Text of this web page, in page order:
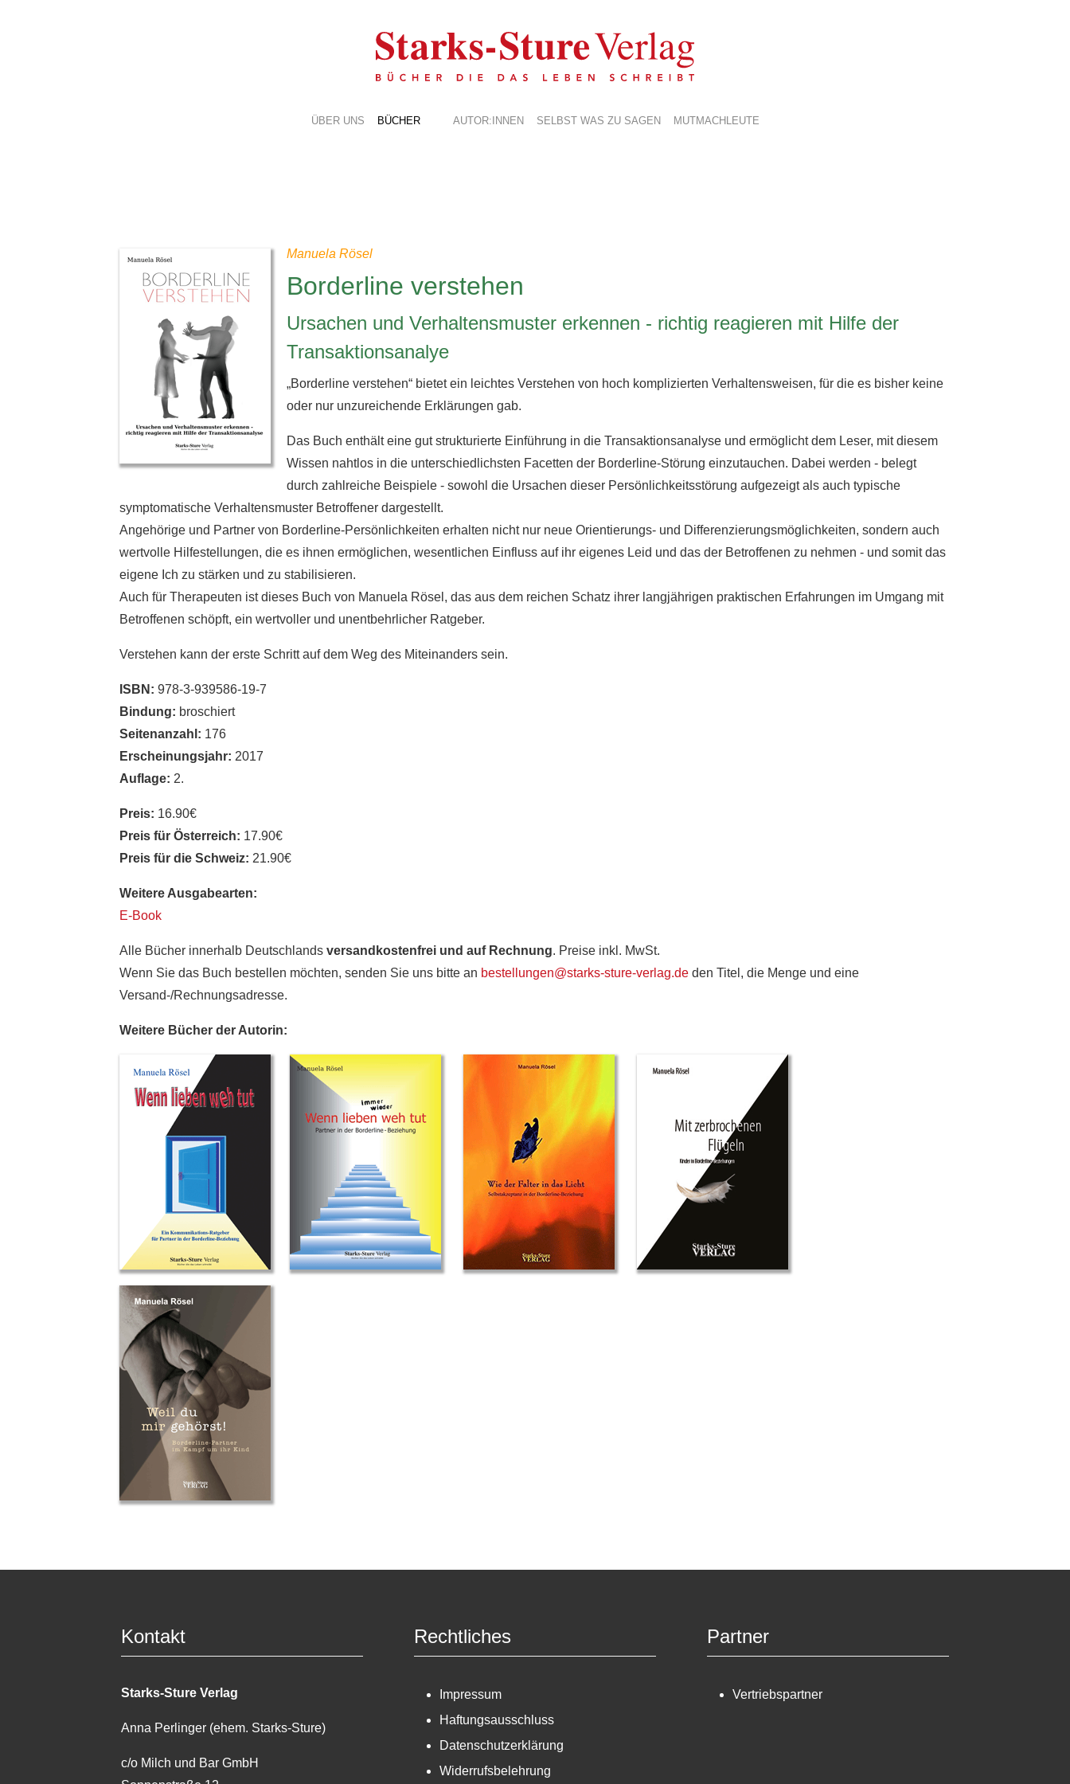
ÜBER UNS BÜCHER AUTOR:INNEN SELBST WAS ZU SAGEN MUTMACHLEUTE
Manuela Rösel
Borderline verstehen
Ursachen und Verhaltensmuster erkennen - richtig reagieren mit Hilfe der
Transaktionsanalye
„Borderline verstehen“ bietet ein leichtes Verstehen von hoch komplizierten Verhaltensweisen, für die es bisher keine
oder nur unzureichende Erklärungen gab.
Das Buch enthält eine gut strukturierte Einführung in die Transaktionsanalyse und ermöglicht dem Leser, mit diesem
Wissen nahtlos in die unterschiedlichsten Facetten der Borderline-Störung einzutauchen. Dabei werden - belegt
durch zahlreiche Beispiele - sowohl die Ursachen dieser Persönlichkeitsstörung aufgezeigt als auch typische
symptomatische Verhaltensmuster Betroffener dargestellt.
Angehörige und Partner von Borderline-Persönlichkeiten erhalten nicht nur neue Orientierungs- und Differenzierungsmöglichkeiten, sondern auch
wertvolle Hilfestellungen, die es ihnen ermöglichen, wesentlichen Einfluss auf ihr eigenes Leid und das der Betroffenen zu nehmen - und somit das
eigene Ich zu stärken und zu stabilisieren.
Auch für Therapeuten ist dieses Buch von Manuela Rösel, das aus dem reichen Schatz ihrer langjährigen praktischen Erfahrungen im Umgang mit
Betroffenen schöpft, ein wertvoller und unentbehrlicher Ratgeber.
Verstehen kann der erste Schritt auf dem Weg des Miteinanders sein.
ISBN: 978-3-939586-19-7
Bindung: broschiert
Seitenanzahl: 176
Erscheinungsjahr: 2017
Auflage: 2.
Preis: 16.90€
Preis für Österreich: 17.90€
Preis für die Schweiz: 21.90€
Weitere Ausgabearten:
E-Book
Alle Bücher innerhalb Deutschlands versandkostenfrei und auf Rechnung. Preise inkl. MwSt.
Wenn Sie das Buch bestellen möchten, senden Sie uns bitte an bestellungen@starks-sture-verlag.deden Titel, die Menge und eine
Versand-/Rechnungsadresse.
Weitere Bücher der Autorin:
Kontakt
Starks-Sture Verlag
Anna Perlinger (ehem. Starks-Sture)
c/o Milch und Bar GmbH
Rechtliches
Impressum
Haftungsausschluss
Datenschutzerklärung
Widerrufsbelehrung
Partner
Vertriebspartner